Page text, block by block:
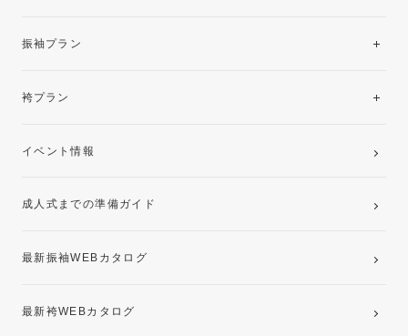
振袖プラン
レンタルプラン
袴プラン
卒業袴レンタルプラン
イベント情報
成人式までの準備ガイド
最新振袖WEBカタログ
最新袴WEBカタログ